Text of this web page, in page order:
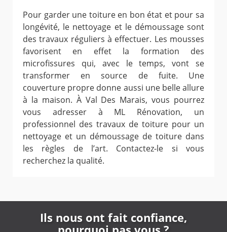
Pour garder une toiture en bon état et pour sa
longévité, le nettoyage et le démoussage sont
des travaux réguliers à effectuer. Les mousses
favorisent en effet la formation des
microfissures qui, avec le temps, vont se
transformer en source de fuite. Une
couverture propre donne aussi une belle allure
à la maison. À Val Des Marais, vous pourrez
vous adresser à ML Rénovation, un
professionnel des travaux de toiture pour un
nettoyage et un démoussage de toiture dans
les règles de l’art. Contactez-le si vous
recherchez la qualité.
Ils nous ont fait confiance,